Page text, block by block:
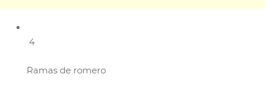
4
Ramas de romero